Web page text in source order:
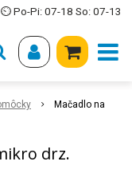
⏲ Po-Pi: 07-18 So: 07-13
Mačadlo na
drz.